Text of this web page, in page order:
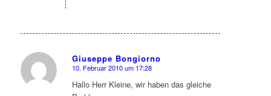
Giuseppe Bongiorno
sagte:
10. Februar 2010 um 17:28
Hallo Herr Kleine, wir haben das gleiche